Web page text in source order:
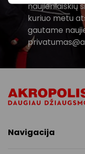
naujienlaiškių
kuriuo metu
gautame
Navigacija